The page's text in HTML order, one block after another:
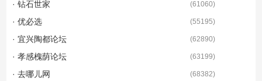
· 钻石世家 (61060)
· 优必选 (55195)
· 宜兴陶都论坛 (62890)
· 孝感槐荫论坛 (63199)
· 去哪儿网 (68382)